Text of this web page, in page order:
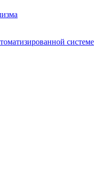
системе